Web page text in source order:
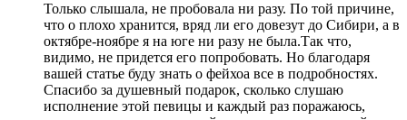
Только слышала, не пробовала ни разу. По той причине,
что о плохо хранится, вряд ли его довезут до Сибири, а в
октябре-ноябре я на юге ни разу не была.Так что,
видимо, не придется его попробовать. Но благодаря
вашей статье буду знать о фейхоа все в подробностях.
Спасибо за душевный подарок, сколько слушаю
исполнение этой певицы и каждый раз поражаюсь,